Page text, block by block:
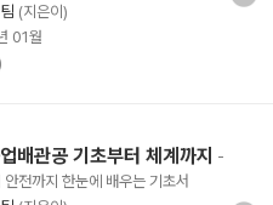
(지은이)
01월
배관공 기초부터 체계까지 -
전까지 한눈에 배우는 기초서